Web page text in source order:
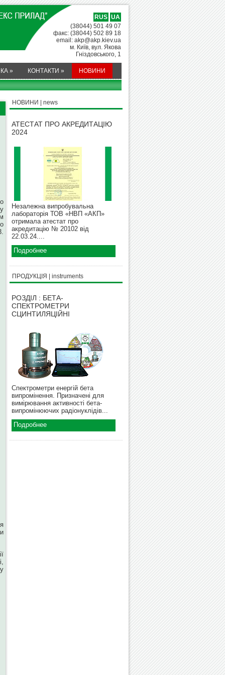
RUS UA
(38044) 501 49 07
факс: (38044) 502 89 18
email: akp@akp.kiev.ua
м. Київ, вул. Якова
Гніздовського, 1
» КОНТАКТИ » НОВИНИ
НОВИНИ | news
АТЕСТАТ ПРО АКРЕДИТАЦІЮ
2024
Незалежна випробувальна
лабораторія ТОВ «НВП «АКП»
отримала атестат про
акредитацію № 20102 від
22.03.24....
Подробнее
ПРОДУКЦІЯ | instruments
РОЗДІЛ : БЕТА-
СПЕКТРОМЕТРИ
СЦИНТИЛЯЦІЙНІ
Спектрометри енергій бета
випромінення. Призначені для
вимірювання активності бета-
випромінюючих радіонуклідів...
Подробнее